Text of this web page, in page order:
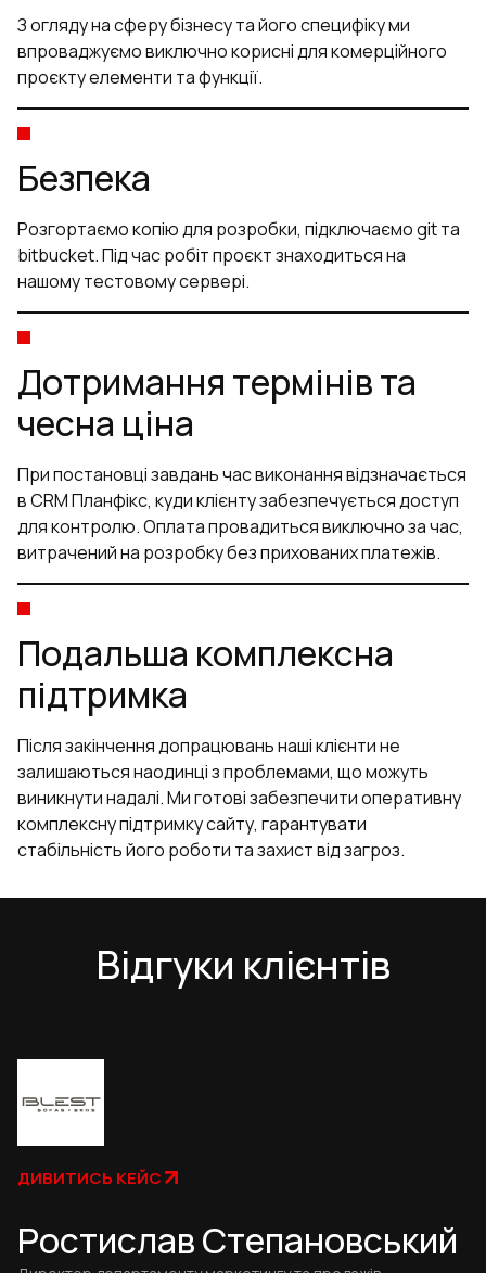
З огляду на сферу бізнесу та його специфіку ми
впроваджуємо виключно корисні для комерційного
проєкту елементи та функції.
Безпека
Розгортаємо копію для розробки, підключаємо git та
bitbucket. Під час робіт проєкт знаходиться на
нашому тестовому сервері.
Дотримання термінів та
чесна ціна
При постановці завдань час виконання відзначається
в CRM Планфікс, куди клієнту забезпечується доступ
для контролю. Оплата провадиться виключно за час,
витрачений на розробку без прихованих платежів.
Подальша комплексна
підтримка
Після закінчення допрацювань наші клієнти не
залишаються наодинці з проблемами, що можуть
виникнути надалі. Ми готові забезпечити оперативну
комплексну підтримку сайту, гарантувати
стабільність його роботи та захист від загроз.
Відгуки клієнтів
ДИВИТИСЬ КЕЙС
Ростислав Степановський